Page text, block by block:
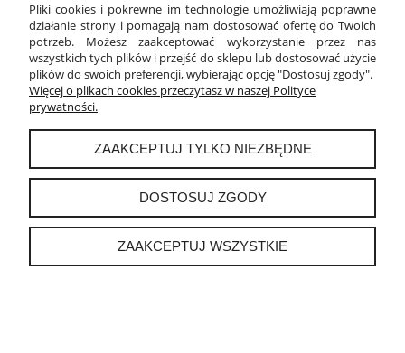
INFORMACJE
O NAS
POKAŻ PEŁNĄ WERSJĘ STRONY
Sklep internetowy Shoper.pl
Pliki cookies i pokrewne im technologie umożliwiają poprawne
działanie strony i pomagają nam dostosować ofertę do Twoich
potrzeb. Możesz zaakceptować wykorzystanie przez nas
wszystkich tych plików i przejść do sklepu lub dostosować użycie
plików do swoich preferencji, wybierając opcję "Dostosuj zgody".
Więcej o plikach cookies przeczytasz w naszej Polityce
prywatności.
ZAAKCEPTUJ TYLKO NIEZBĘDNE
DOSTOSUJ ZGODY
ZAAKCEPTUJ WSZYSTKIE